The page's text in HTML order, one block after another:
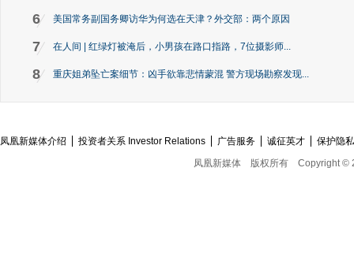
6 美国常务副国务卿访华为何选在天津？外交部：两个原因
7 在人间 | 红绿灯被淹后，小男孩在路口指路，7位摄影师...
8 重庆姐弟坠亡案细节：凶手欲靠悲情蒙混 警方现场勘察发现...
凤凰新媒体介绍 投资者关系 Investor Relations 广告服务 诚征英才
保护隐
凤凰新媒体
版权所有 Copyright ©